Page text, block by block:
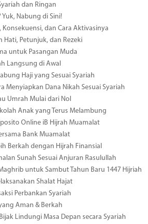
dan Ringan
Nabung di Sini!
dan Cara Aktivasinya
Hati, Petunjuk, dan Rezeki
untuk Pasangan Muda
Langsung di Awal
Haji yang Sesuai Syariah
Menyiapkan Dana Nikah Sesuai Syariah
Umrah Mulai dari Nol
Anak yang Terus Melambung
Online iB Hijrah Muamalat
Bank Muamalat
Berkah dengan Hijrah Finansial
Sunah Sesuai Anjuran Rasulullah
untuk Sambut Tahun Baru 1447 Hijriah
Shalat Hajat
Perbankan Syariah
Aman & Berkah
Lindungi Masa Depan secara Syariah